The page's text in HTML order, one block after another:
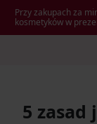
Przy zakupach za
kosmetyków w
5 zasad